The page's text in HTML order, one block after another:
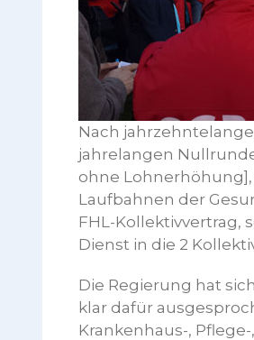
Nach
jahrelangen
ohne
Laufbahnen der
FHL-Kollektivvertrag,
Dienst in die 2
Die Regierung hat
klar dafür
Krankenhaus-,